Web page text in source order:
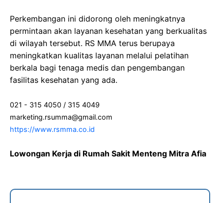
Perkembangan ini didorong oleh meningkatnya
permintaan akan layanan kesehatan yang berkualitas
di wilayah tersebut. RS MMA terus berupaya
meningkatkan kualitas layanan melalui pelatihan
berkala bagi tenaga medis dan pengembangan
fasilitas kesehatan yang ada.
021 - 315 4050 / 315 4049
marketing.rsumma@gmail.com
https://www.rsmma.co.id
Lowongan Kerja di Rumah Sakit Menteng Mitra Afia